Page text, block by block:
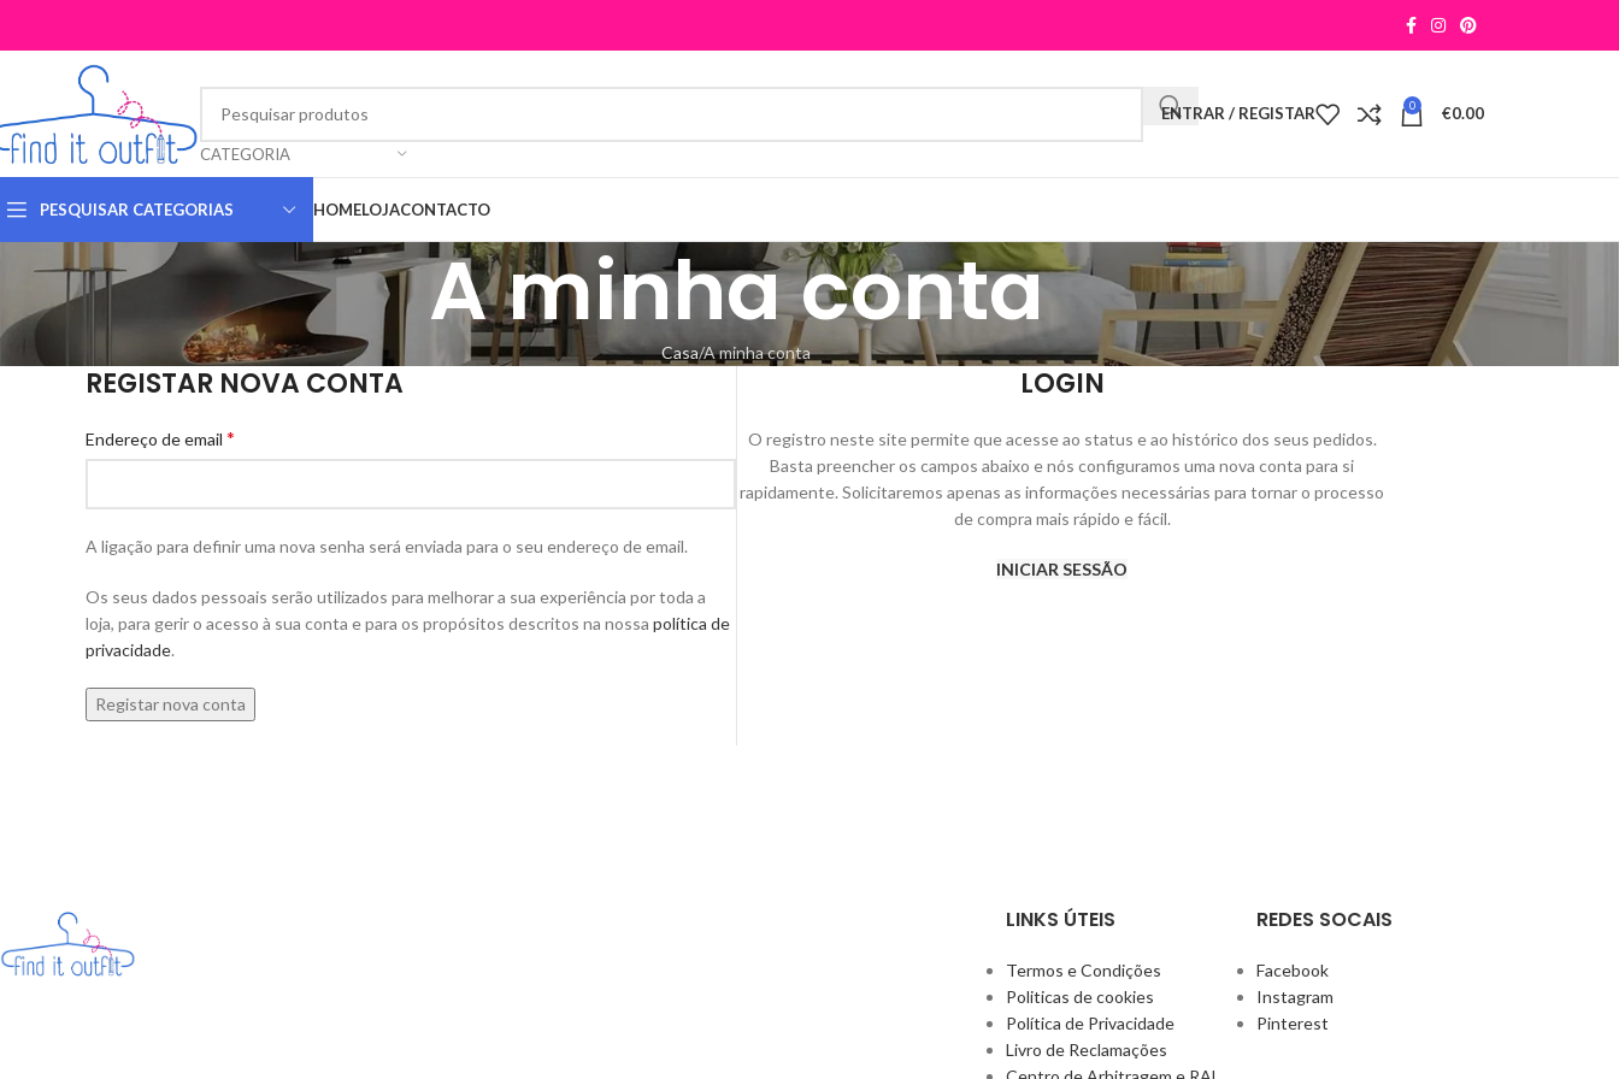
CATEGORIA
ENTRAR / REGISTAR 0 €0.00
PESQUISAR CATEGORIAS HOMELOJACONTACTO
A minha conta
Casa A minha conta
REGISTAR NOVA CONTA
Endereço de email *
A ligação para definir uma nova senha será enviada para o seu endereço de email.
Os seus dados pessoais serão utilizados para melhorar a sua experiência por toda a
loja, para gerir o acesso à sua conta e para os propósitos descritos na nossa política de
privacidade.
Registar nova conta
LOGIN
O registro neste site permite que acesse ao status e ao histórico dos seus pedidos.
Basta preencher os campos abaixo e nós configuramos uma nova conta para si
rapidamente. Solicitaremos apenas as informações necessárias para tornar o processo
de compra mais rápido e fácil.
INICIAR SESSÃO
LINKS ÚTEIS
Termos e Condições
Politicas de cookies
Política de Privacidade
Livro de Reclamações
REDES SOCAIS
Facebook
Instagram
Pinterest